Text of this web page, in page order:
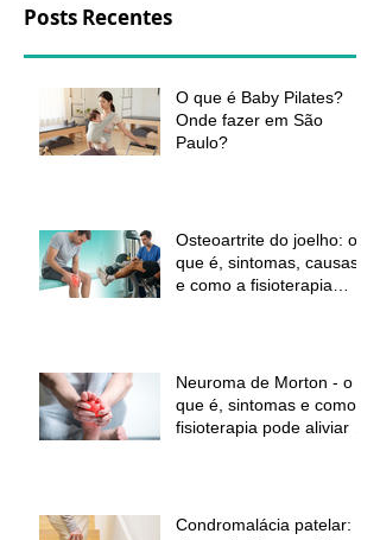
Posts Recentes
O que é Baby Pilates?
Onde fazer em São
Paulo?
Osteoartrite do joelho: o
que é, sintomas, causas
e como a fisioterapia
Neuroma de Morton - o
que é, sintomas e como a
fisioterapia pode aliviar a
Condromalácia patelar: